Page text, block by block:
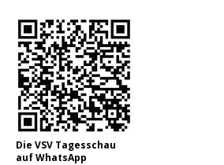
Die VSV Tagesschau
auf WhatsApp